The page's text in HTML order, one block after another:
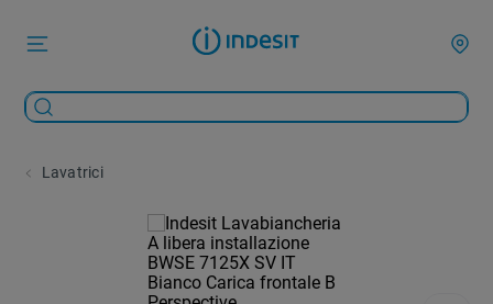
Lavatrici